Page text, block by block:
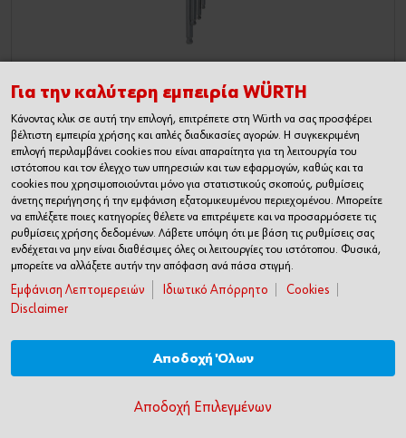
Κλειδί Άλεν, εξαγωνική υποδοχή
34,00€
1 Ποσότητα
ΠΡΟΣΘΗΚΗ ΣΤΟ ΚΑΛΑΘΙ
Για την καλύτερη εμπειρία WÜRTH
Κάνοντας κλικ σε αυτή την επιλογή, επιτρέπετε στη Würth να σας προσφέρει
βέλτιστη εμπειρία χρήσης και απλές διαδικασίες αγορών. Η συγκεκριμένη
επιλογή περιλαμβάνει cookies που είναι απαραίτητα για τη λειτουργία του
ιστότοπου και τον έλεγχο των υπηρεσιών και των εφαρμογών, καθώς και τα
cookies που χρησιμοποιούνται μόνο για στατιστικούς σκοπούς, ρυθμίσεις
άνετης περιήγησης ή την εμφάνιση εξατομικευμένου περιεχομένου. Μπορείτε
να επιλέξετε ποιες κατηγορίες θέλετε να επιτρέψετε και να προσαρμόσετε τις
ρυθμίσεις χρήσης δεδομένων. Λάβετε υπόψη ότι με βάση τις ρυθμίσεις σας
ενδέχεται να μην είναι διαθέσιμες όλες οι λειτουργίες του ιστότοπου. Φυσικά,
μπορείτε να αλλάξετε αυτήν την απόφαση ανά πάσα στιγμή.
Εμφάνιση Λεπτομερειών Ιδιωτικό Απόρρητο
Cookies
Disclaimer
Αποδοχή Όλων
Αποδοχή Επιλεγμένων